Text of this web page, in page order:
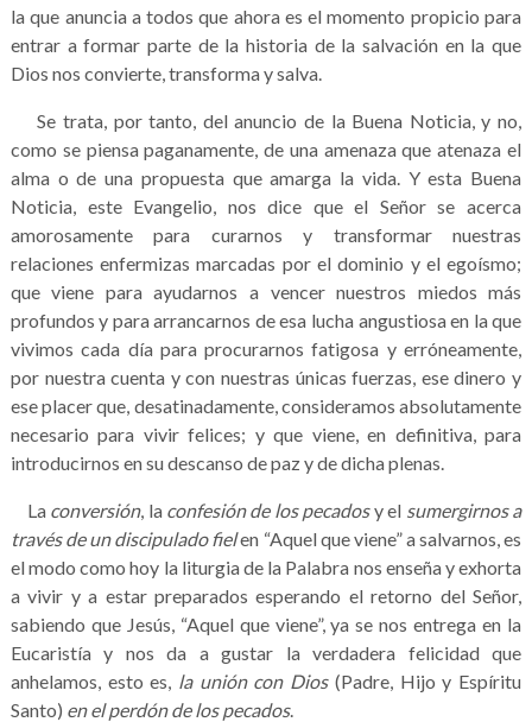
la que anuncia a todos que ahora es el momento propicio para
entrar a formar parte de la historia de la salvación en la que
Dios nos convierte, transforma y salva.
Se trata, por tanto, del anuncio de la Buena Noticia, y no,
como se piensa paganamente, de una amenaza que atenaza el
alma o de una propuesta que amarga la vida. Y esta Buena
Noticia, este Evangelio, nos dice que el Señor se acerca
amorosamente para curarnos y transformar nuestras
relaciones enfermizas marcadas por el dominio y el egoísmo;
que viene para ayudarnos a vencer nuestros miedos más
profundos y para arrancarnos de esa lucha angustiosa en la que
vivimos cada día para procurarnos fatigosa y erróneamente,
por nuestra cuenta y con nuestras únicas fuerzas, ese dinero y
ese placer que, desatinadamente, consideramos absolutamente
necesario para vivir felices; y que viene, en definitiva, para
introducirnos en su descanso de paz y de dicha plenas.
La conversión, la confesión de los pecadosy el sumergirnos a
través de un discipulado fielen “Aquel que viene” a salvarnos, es
el modo como hoy la liturgia de la Palabra nos enseña y exhorta
a vivir y a estar preparados esperando el retorno del Señor,
sabiendo que Jesús, “Aquel que viene”, ya se nos entrega en la
Eucaristía y nos da a gustar la verdadera felicidad que
anhelamos, esto es, la unión con Dios(Padre, Hijo y Espíritu
Santo) en el perdón de los pecados.